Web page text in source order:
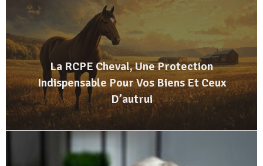
La RCPE Cheval, Une Protection
Indispensable Pour Vos Biens Et Ceux
D’autrui